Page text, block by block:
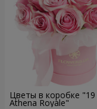
Цветы в коробке "19
Athena Royale"